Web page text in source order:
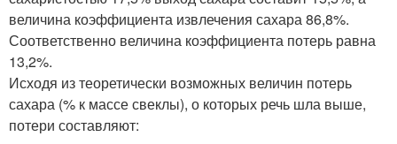
величина коэффициента извлечения сахара 86,8%.
Соответственно величина коэффициента потерь равна
13,2%.
Исходя из теоретически возможных величин потерь
сахара (% к массе свеклы), о которых речь шла выше,
потери составляют: